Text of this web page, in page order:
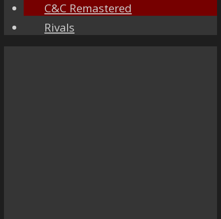
C&C Remastered
Rivals